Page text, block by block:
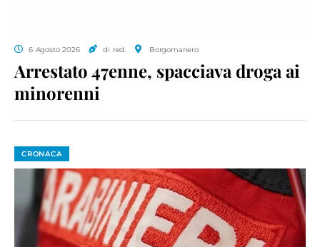
6 Agosto 2026 di red. Borgomanero
Arrestato 47enne, spacciava droga ai
minorenni
CRONACA